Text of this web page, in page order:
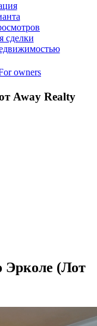
сделки
owners
Away Realty
(Лот